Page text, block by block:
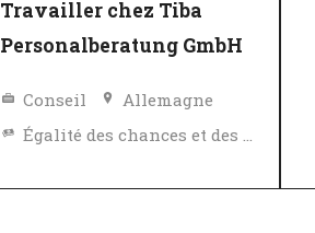
Travailler chez Tiba
Personalberatung GmbH
Conseil
Allemagne
Égalité des chances et des avantages